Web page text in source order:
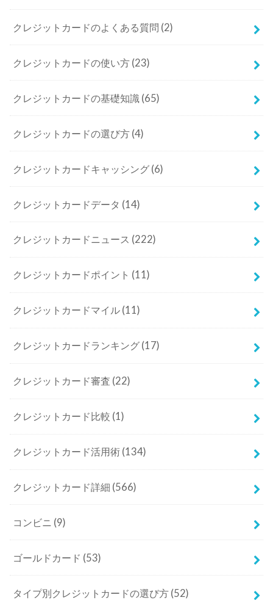
クレジットカードのよくある質問 (2)
クレジットカードの使い方 (23)
クレジットカードの基礎知識 (65)
クレジットカードの選び方 (4)
クレジットカードキャッシング (6)
クレジットカードデータ (14)
クレジットカードニュース (222)
クレジットカードポイント (11)
クレジットカードマイル (11)
クレジットカードランキング (17)
クレジットカード審査 (22)
クレジットカード比較 (1)
クレジットカード活用術 (134)
クレジットカード詳細 (566)
コンビニ (9)
ゴールドカード (53)
タイプ別クレジットカードの選び方 (52)